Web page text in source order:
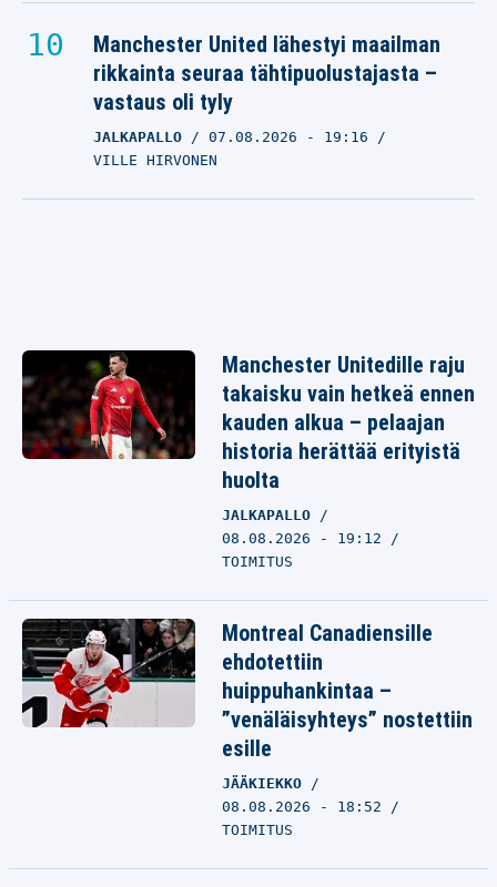
Manchester United lähestyi maailman
rikkainta seuraa tähtipuolustajasta –
vastaus oli tyly
JALKAPALLO 07.08.2026 - 19:16
VILLE HIRVONEN
Manchester Unitedille raju
takaisku vain hetkeä ennen
kauden alkua – pelaajan
historia herättää erityistä
huolta
JALKAPALLO
08.08.2026 - 19:12
TOIMITUS
Montreal Canadiensille
ehdotettiin
huippuhankintaa –
”venäläisyhteys” nostettiin
esille
JÄÄKIEKKO
08.08.2026 - 18:52
TOIMITUS